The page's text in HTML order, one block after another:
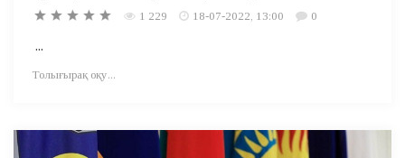
1 229 18-07-2022, 13:00 0
...
Толығырақ оқу...